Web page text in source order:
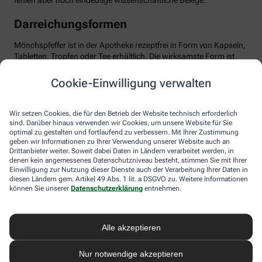
Cookie-Einwilligung verwalten
Wir setzen Cookies, die für den Betrieb der Website technisch erforderlich
sind. Darüber hinaus verwenden wir Cookies, um unsere Website für Sie
optimal zu gestalten und fortlaufend zu verbessern. Mit Ihrer Zustimmung
geben wir Informationen zu Ihrer Verwendung unserer Website auch an
Drittanbieter weiter. Soweit dabei Daten in Ländern verarbeitet werden, in
denen kein angemessenes Datenschutzniveau besteht, stimmen Sie mit Ihrer
Einwilligung zur Nutzung dieser Dienste auch der Verarbeitung Ihrer Daten in
diesen Ländern gem. Artikel 49 Abs. 1 lit. a DSGVO zu. Weitere Informationen
können Sie unserer Datenschutzerklärung entnehmen.
Alle akzeptieren
Nur notwendige akzeptieren
Darreichungsformen
Mönchspfeffer ist in der Apotheke rezeptfrei in Form von Kapseln,
Tabletten, Tropfen oder Tee erhältlich. Die wirksamste Form ist
mg pro Tag. Wichtig: Man sollte Geduld haben und das Präparat
mindestens über drei Menstruationszyklen einnehmen, bis sich
Regel gut verträglich. Dennoch sollten Sie die Anwendung ärztlich
besprechen, besonders bei gleichzeitiger Einnahme von
Medikamenten, die auf Dopamin-Rezeptoren wirken,
beispielsweise bei psychischen Erkrankungen. Ebenso sollte
Mönchspfeffer nicht in Schwangerschaft oder Stillzeit
eingenommen werden, da er u.a. die Milchproduktion stören
kann.